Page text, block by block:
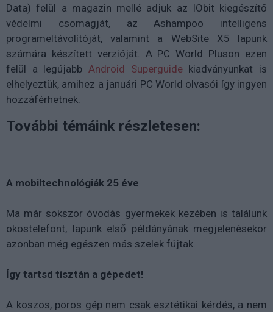
Data) felül a magazin mellé adjuk az IObit kiegészítő
védelmi csomagját, az Ashampoo intelligens
programeltávolítóját, valamint a WebSite X5 lapunk
számára készített verzióját. A PC World Pluson ezen
felül a legújabb Android Superguidekiadványunkat is
elhelyeztük, amihez a januári PC World olvasói így ingyen
hozzáférhetnek.
További témáink részletesen:
A mobiltechnológiák 25 éve
Ma már sokszor óvodás gyermekek kezében is találunk
okostelefont, lapunk első példányának megjelenésekor
azonban még egészen más szelek fújtak.
Így tartsd tisztán a gépedet!
A koszos, poros gép nem csak esztétikai kérdés, a nem